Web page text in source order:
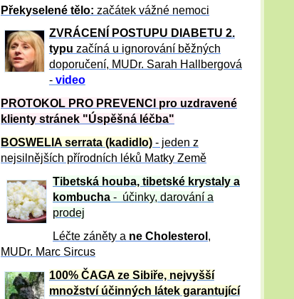
Překyselené tělo: začátek vážné nemoci
ZVRÁCE NÍ POSTUPU DIABETU 2.
typu začíná u ignorování běžných
doporučení, MUDr. Sarah Hallbergová
- video
PROTOKOL PRO PREVENCI pro uzdravené
klienty stránek "Úspěšná léčba"
BOSWELIA serrata (kadidlo) - jeden z
nejsilnějších přírodních léků Matky Země
Tibetská houba, tibetské krystaly a
kombucha - účinky, darování a
prodej
Léčte záněty a ne Cholesterol ,
MUDr. Marc Sircus
100% ČAGA ze Sibiře, nejvyšší
množství účinných látek garantující